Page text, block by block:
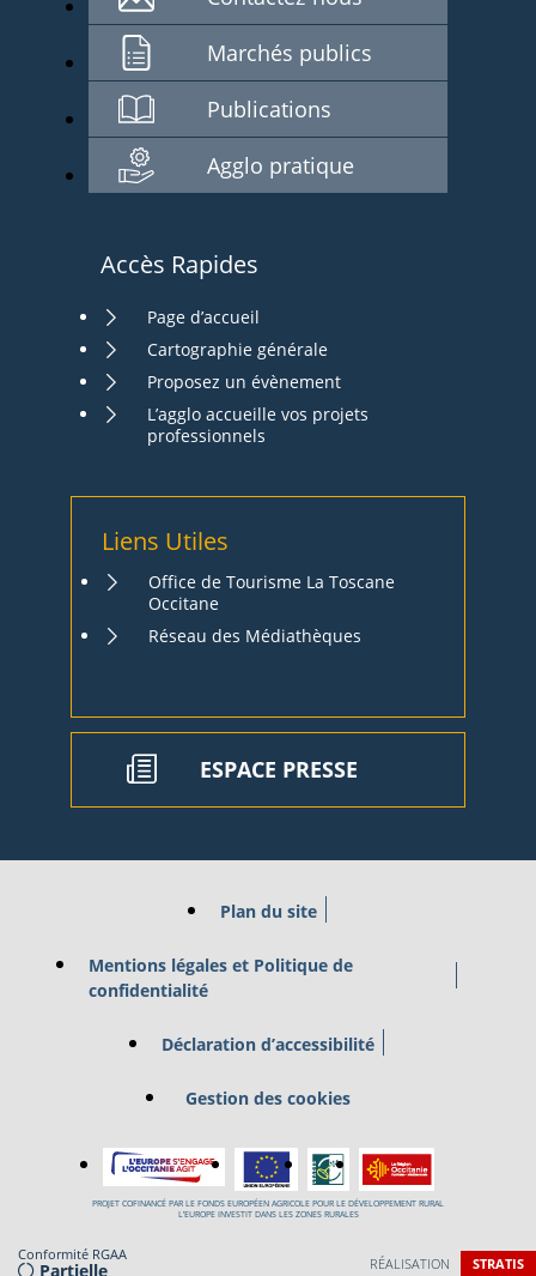
Marchés publics
Publications
Agglo pratique
Accès Rapides
Page d’accueil
Cartographie générale
Proposez un évènement
L’agglo accueille vos projets
professionnels
Liens Utiles
Office de Tourisme La Toscane
Occitane
Réseau des Médiathèques
ESPACE PRESSE
Plan du site
Mentions légales et Politique de
confidentialité
Déclaration d’accessibilité
Gestion des cookies
PROJET COFINANCÉ PAR LE FONDS EUROPÉEN AGRICOLE POUR LE DÉVELOPPEMENT RURAL
L’EUROPE INVESTIT DANS LES ZONES RURALES
Conformité RGAA
Partielle RÉALISATION STRATIS